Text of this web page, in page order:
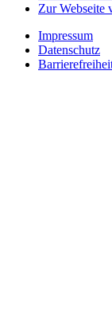
Zur Webseite
Impressum
Datenschutz